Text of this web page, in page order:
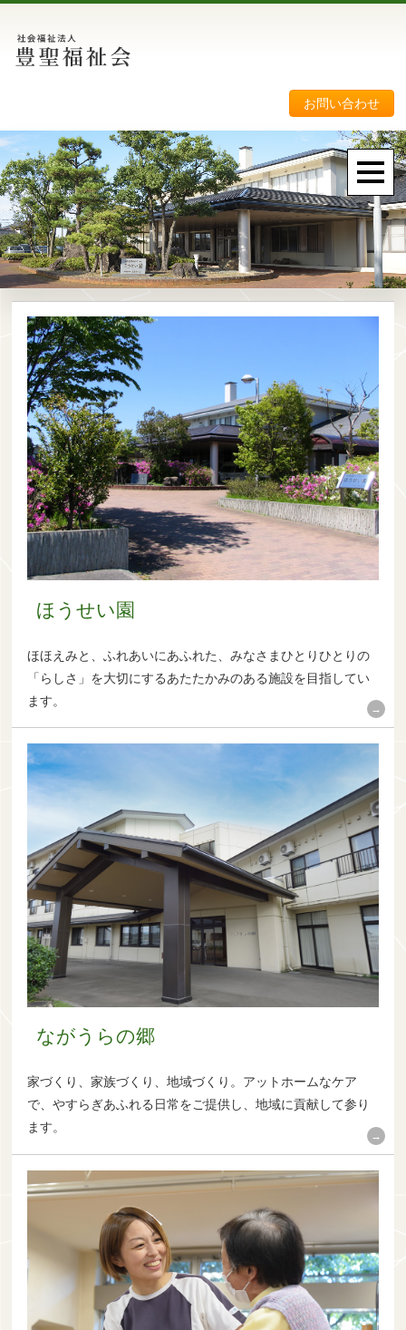
お問い合わせ
ほうせい園
ほほえみと、ふれあいにあふれた、みなさまひとりひとりの
「らしさ」を大切にするあたたかみのある施設を目指してい
ます。
ながうらの郷
家づくり、家族づくり、地域づくり。アットホームなケア
で、やすらぎあふれる日常をご提供し、地域に貢献して参り
ます。